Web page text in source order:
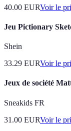
40.00 EURVoir le
Jeu Pictionary
Shein
33.29 EURVoir le
Jeux de société
Sneakids FR
31.00 EURVoir le